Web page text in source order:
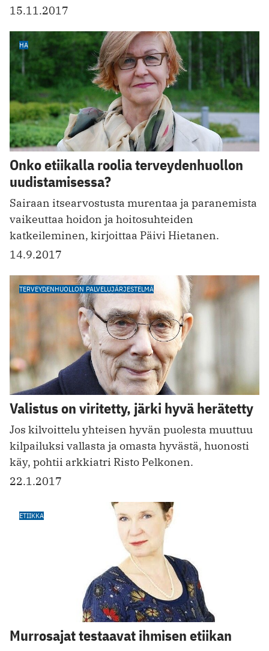
15.11.2017
HA
Onko etiikalla roolia terveydenhuollon
uudistamisessa?
Sairaan itsearvostusta murentaa ja paranemista
vaikeuttaa hoidon ja hoitosuhteiden
katkeileminen, kirjoittaa Päivi Hietanen.
14.9.2017
TERVEYDENHUOLLON PALVELUJÄRJESTELMÄ
Valistus on viritetty, järki hyvä herätetty
Jos kilvoittelu yhteisen hyvän puolesta muuttuu
kilpailuksi vallasta ja omasta hyvästä, huonosti
käy, pohtii arkkiatri Risto Pelkonen.
22.1.2017
ETIIKKA
Murrosajat testaavat ihmisen etiikan